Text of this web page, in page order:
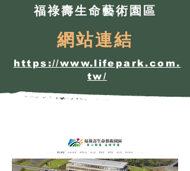
福祿壽生命藝術園區
網站連結
https://www.lifepark.com.
tw/